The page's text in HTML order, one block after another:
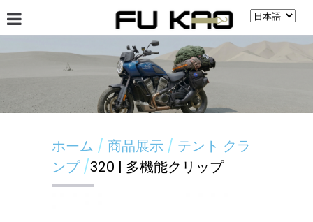
ニュース 揭示板
ホーム 商品展示
テント クラ
ンプ 320 | 多機能クリップ